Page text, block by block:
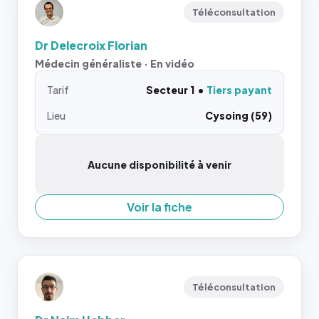
Téléconsultation
Dr Delecroix Florian
Médecin généraliste · En vidéo
Tarif Secteur 1
Tiers payant
Lieu
Cysoing (59)
Aucune disponibilité à venir
Voir la fiche
Téléconsultation